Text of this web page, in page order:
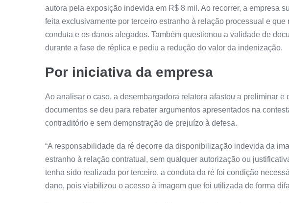
autora pela exposição indevida em R$ 8 mil. Ao recorrer, a empresa
feita exclusivamente por terceiro estranho à relação processual e
conduta e os danos alegados. Também questionou a validade de
durante a fase de réplica e pediu a redução do valor da indenização.
Por iniciativa da empresa
Ao analisar o caso, a desembargadora relatora afastou a preliminar e
documentos se deu para rebater argumentos apresentados na
contraditório e sem demonstração de prejuízo à defesa.
“A responsabilidade da ré decorre da disponibilização indevida da
estranho à relação contratual, sem qualquer autorização ou
tenha sido realizada por terceiro, a conduta da ré foi condição
dano, pois viabilizou o acesso à imagem que foi utilizada de forma